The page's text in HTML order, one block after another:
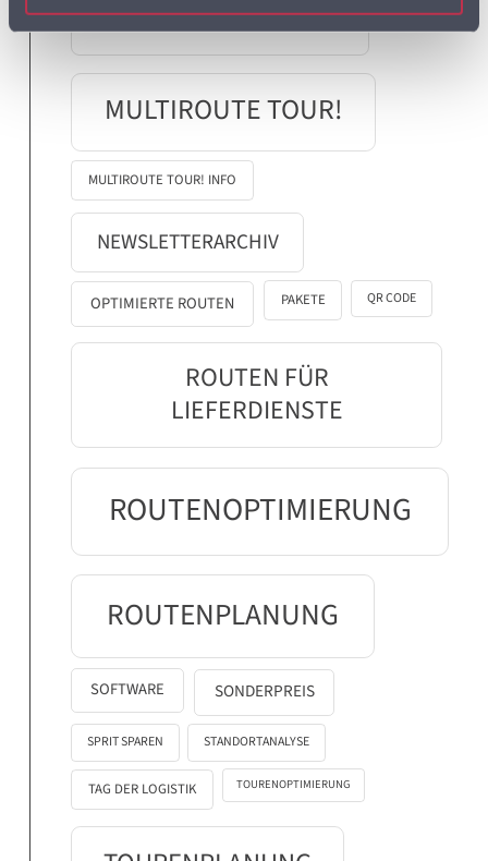
MULTIROUTE GO! NEWS
MULTIROUTE TOUR!
MULTIROUTE TOUR! INFO
NEWSLETTERARCHIV
OPTIMIERTE ROUTEN PAKETE QR CODE
ROUTEN FÜR
LIEFERDIENSTE
ROUTENOPTIMIERUNG
ROUTENPLANUNG
SOFTWARE SONDERPREIS
SPRIT SPAREN STANDORTANALYSE
TAG DER LOGISTIK TOURENOPTIMIERUNG